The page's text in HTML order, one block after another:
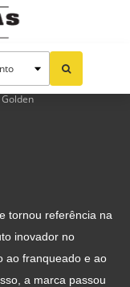
tornou referência na
inovador no
ao franqueado e ao
a marca passou